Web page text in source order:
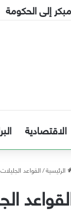
للضوء بقلبٍ سليم
الاقتصادية
الرئيسية/القواعد